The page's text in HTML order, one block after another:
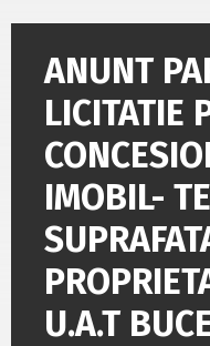
ANUNT
LICITATIE
IMOBIL-
U.A.T